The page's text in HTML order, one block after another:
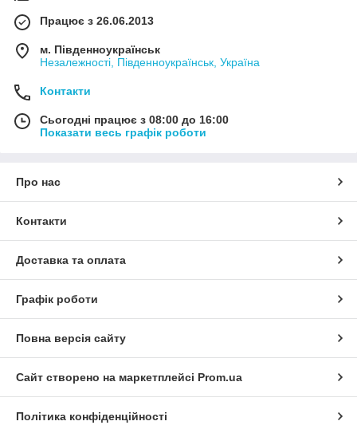
Працює з 26.06.2013
м. Південноукраїнськ
Незалежності, Південноукраїнськ, Україна
Контакти
Сьогодні працює з 08:00 до 16:00
Показати весь графік роботи
Про нас
Контакти
Доставка та оплата
Графік роботи
Повна версія сайту
Сайт створено на маркетплейсі Prom.ua
Політика конфіденційності